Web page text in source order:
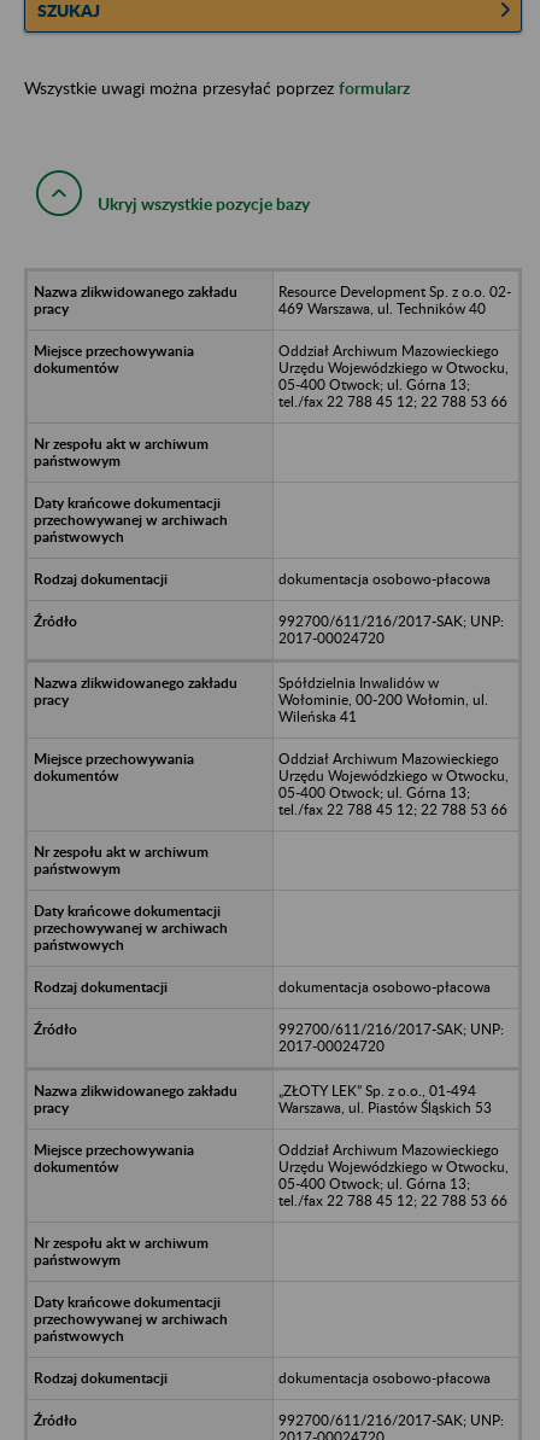
SZUKAJ
Wszystkie uwagi można przesyłać poprzez formularz
Ukryj wszystkie pozycje bazy
Resource Development Sp. z o.o. 02-
469 Warszawa, ul. Techników 40
Oddział Archiwum Mazowieckiego
Urzędu Wojewódzkiego w Otwocku,
05-400 Otwock; ul. Górna 13;
tel./fax 22 788 45 12; 22 788 53 66
dokumentacja osobowo-płacowa
992700/611/216/2017-SAK; UNP:
2017-00024720
Spółdzielnia Inwalidów w
Wołominie, 00-200 Wołomin, ul.
Wileńska 41
Oddział Archiwum Mazowieckiego
Urzędu Wojewódzkiego w Otwocku,
05-400 Otwock; ul. Górna 13;
tel./fax 22 788 45 12; 22 788 53 66
dokumentacja osobowo-płacowa
992700/611/216/2017-SAK; UNP:
2017-00024720
„ZŁOTY LEK” Sp. z o.o., 01-494
Warszawa, ul. Piastów Śląskich 53
Oddział Archiwum Mazowieckiego
Urzędu Wojewódzkiego w Otwocku,
05-400 Otwock; ul. Górna 13;
tel./fax 22 788 45 12; 22 788 53 66
dokumentacja osobowo-płacowa
992700/611/216/2017-SAK; UNP: